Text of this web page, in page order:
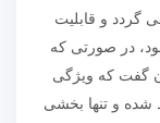
گردد و قابلیت
در صورتی که
گفت که ویژگی
شده و تنها بخشی